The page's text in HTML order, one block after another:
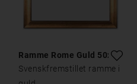
Ramme Rome Guld 50x70
Svenskfremstillet ramme i